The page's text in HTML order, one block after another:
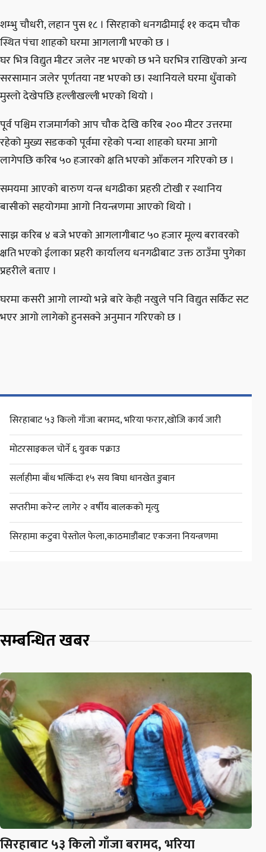
शम्भु चौधरी, लहान पुस १८ । सिरहाको धनगढीमाई ११ कदम चौक
स्थित पंचा शाहको घरमा आगलागी भएको छ ।
घर भित्र विद्युत मीटर जलेर नष्ट भएको छ भने घरभित्र राखिएको अन्य
सरसामान जलेर पूर्णतया नष्ट भएको छ। स्थानियले घरमा धुँवाको
मुस्लो देखेपछि हल्लीखल्ली भएको थियो ।
पूर्व पश्चिम राजमार्गको आप चौक देखि करिब २०० मीटर उत्तरमा
रहेको मुख्य सडकको पूर्वमा रहेको पन्चा शाहको घरमा आगो
लागेपछि करिब ५० हजारको क्षति भएको आँकलन गरिएको छ ।
समयमा आएको बारुण यन्त्र धगढीका प्रहरुी टोखी र स्थानिय
बासीको सहयोगमा आगो नियन्त्रणमा आएको थियो ।
साझ करिब ४ बजे भएको आगलागीबाट ५० हजार मूल्य बरावरको
क्षति भएको ईलाका प्रहरी कार्यालय धनगढीबाट उक्त ठाउँमा पुगेका
प्रहरीले बताए ।
घरमा कसरी आगो लाग्यो भन्ने बारे केही नखुले पनि विद्युत सर्किट सट
भएर आगो लागेको हुनसक्ने अनुमान गरिएको छ ।
सिरहाबाट ५३ किलो गाँजा बरामद, भरिया फरार,खोजि कार्य जारी
मोटरसाइकल चोर्ने ६ युवक पक्राउ
सर्लाहीमा बाँध भत्किँदा १५ सय बिघा धानखेत डुबान
सप्तरीमा करेन्ट लागेर २ वर्षीय बालकको मृत्यु
सिरहामा कटुवा पेस्तोल फेला,काठमाडौंबाट एकजना नियन्त्रणमा
सम्बन्धित खबर
सिरहाबाट ५३ किलो गाँजा बरामद, भरिया